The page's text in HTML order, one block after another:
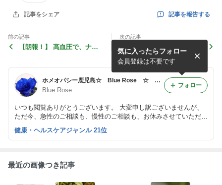
記事をシェア 記事を報告する
前の記事
【朗報！】 高血圧で、ナト
次の記事
ホメオパシー的秘密♪ （そ
の１０） 眼球の怪我 Cal
en.カレンデュラのケース
（その１）
ホメオパシー鹿児島☆ Blue Rose ☆ Homeopathy in Kagoshima ☆
Blue Rose
いつも閲覧ありがとうございます。 大変申し訳ございませんが、
ただ今、急性のご相談も、慢性のご相談も、お休みさせていただい
ております。 ご相談をご希望の方は、お休みに伴うお知らせ の
記事をご覧ください。
気に入ったらフォロー
会員登録は不要です
フォロー
健康・ヘルスケアジャンル 21位
最近の画像つき記事